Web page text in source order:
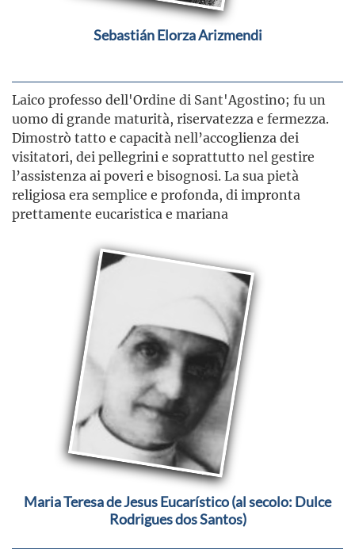
Sebastián Elorza Arizmendi
Laico professo dell'Ordine di Sant'Agostino; fu un
uomo di grande maturità, riservatezza e fermezza.
Dimostrò tatto e capacità nell’accoglienza dei
visitatori, dei pellegrini e soprattutto nel gestire
l’assistenza ai poveri e bisognosi. La sua pietà
religiosa era semplice e profonda, di impronta
prettamente eucaristica e mariana
Maria Teresa de Jesus Eucarístico (al secolo: Dulce
Rodrigues dos Santos)